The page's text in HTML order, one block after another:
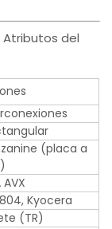
Atributos del
(placa a
AVX
Kyocera
(TR)